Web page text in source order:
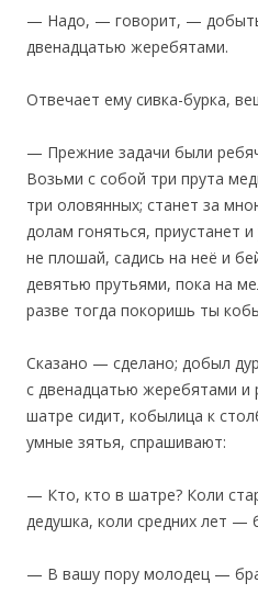
— Надо, — говорит, —
двенадцатью жеребятами.
Отвечает ему сивка-бурка,
— Прежние задачи были
Возьми с собой три прута
три оловянных; станет за
долам гоняться, приустанет
не плошай, садись на неё и
девятью прутьями, пока на
разве тогда покоришь ты
Сказано — сделано; добыл
с двенадцатью жеребятами и
шатре сидит, кобылица к
умные зятья, спрашивают:
— Кто, кто в шатре? Коли
дедушка, коли средних лет —
— В вашу пору молодец —